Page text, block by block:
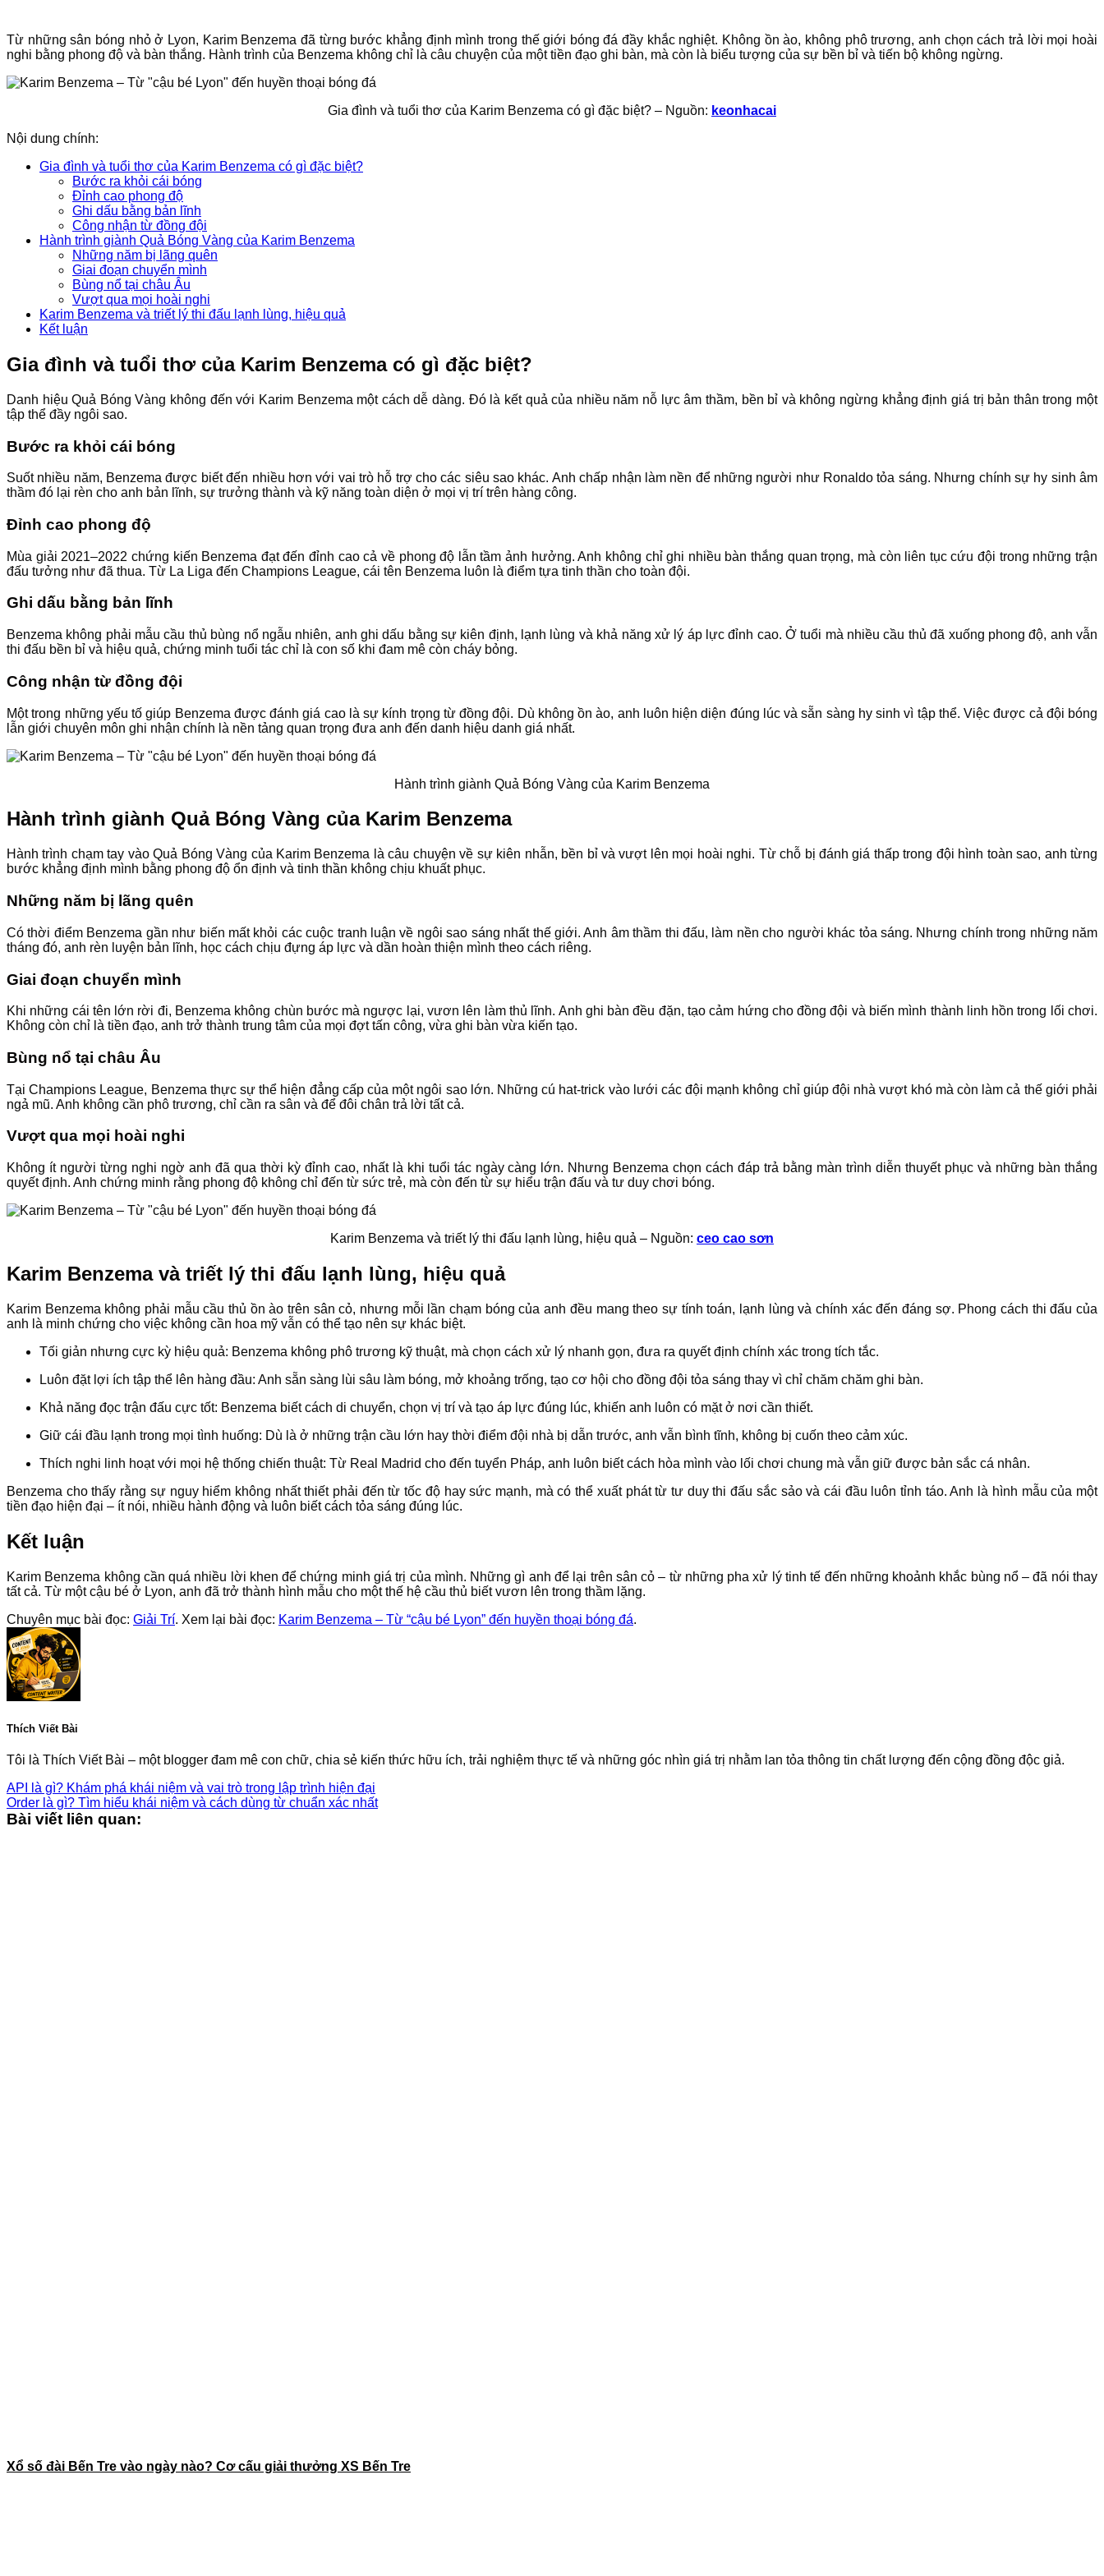
Từ những sân bóng nhỏ ở Lyon, Karim Benzema đã từng bước khẳng định mình trong thế giới bóng đá đầy khắc nghiệt. Không ồn ào, không phô trương, anh chọn cách trả lời mọi hoài
nghi bằng phong độ và bàn thắng. Hành trình của Benzema không chỉ là câu chuyện của một tiền đạo ghi bàn, mà còn là biểu tượng của sự bền bỉ và tiến bộ không ngừng.
Gia đình và tuổi thơ của Karim Benzema có gì đặc biệt? – Nguồn: keonhacai
Nội dung chính:
Gia đình và tuổi thơ của Karim Benzema có gì đặc biệt?
Bước ra khỏi cái bóng
Đỉnh cao phong độ
Ghi dấu bằng bản lĩnh
Công nhận từ đồng đội
Hành trình giành Quả Bóng Vàng của Karim Benzema
Những năm bị lãng quên
Giai đoạn chuyển mình
Bùng nổ tại châu Âu
Vượt qua mọi hoài nghi
Karim Benzema và triết lý thi đấu lạnh lùng, hiệu quả
Kết luận
Gia đình và tuổi thơ của Karim Benzema có gì đặc biệt?
Danh hiệu Quả Bóng Vàng không đến với Karim Benzema một cách dễ dàng. Đó là kết quả của nhiều năm nỗ lực âm thầm, bền bỉ và không ngừng khẳng định giá trị bản thân trong một
tập thể đầy ngôi sao.
Bước ra khỏi cái bóng
Suốt nhiều năm, Benzema được biết đến nhiều hơn với vai trò hỗ trợ cho các siêu sao khác. Anh chấp nhận làm nền để những người như Ronaldo tỏa sáng. Nhưng chính sự hy sinh âm
thầm đó lại rèn cho anh bản lĩnh, sự trưởng thành và kỹ năng toàn diện ở mọi vị trí trên hàng công.
Đỉnh cao phong độ
Mùa giải 2021–2022 chứng kiến Benzema đạt đến đỉnh cao cả về phong độ lẫn tầm ảnh hưởng. Anh không chỉ ghi nhiều bàn thắng quan trọng, mà còn liên tục cứu đội trong những trận
đấu tưởng như đã thua. Từ La Liga đến Champions League, cái tên Benzema luôn là điểm tựa tinh thần cho toàn đội.
Ghi dấu bằng bản lĩnh
Benzema không phải mẫu cầu thủ bùng nổ ngẫu nhiên, anh ghi dấu bằng sự kiên định, lạnh lùng và khả năng xử lý áp lực đỉnh cao. Ở tuổi mà nhiều cầu thủ đã xuống phong độ, anh vẫn
thi đấu bền bỉ và hiệu quả, chứng minh tuổi tác chỉ là con số khi đam mê còn cháy bỏng.
Công nhận từ đồng đội
Một trong những yếu tố giúp Benzema được đánh giá cao là sự kính trọng từ đồng đội. Dù không ồn ào, anh luôn hiện diện đúng lúc và sẵn sàng hy sinh vì tập thể. Việc được cả đội bóng
lẫn giới chuyên môn ghi nhận chính là nền tảng quan trọng đưa anh đến danh hiệu danh giá nhất.
Hành trình giành Quả Bóng Vàng của Karim Benzema
Hành trình giành Quả Bóng Vàng của Karim Benzema
Hành trình chạm tay vào Quả Bóng Vàng của Karim Benzema là câu chuyện về sự kiên nhẫn, bền bỉ và vượt lên mọi hoài nghi. Từ chỗ bị đánh giá thấp trong đội hình toàn sao, anh từng
bước khẳng định mình bằng phong độ ổn định và tinh thần không chịu khuất phục.
Những năm bị lãng quên
Có thời điểm Benzema gần như biến mất khỏi các cuộc tranh luận về ngôi sao sáng nhất thế giới. Anh âm thầm thi đấu, làm nền cho người khác tỏa sáng. Nhưng chính trong những năm
tháng đó, anh rèn luyện bản lĩnh, học cách chịu đựng áp lực và dần hoàn thiện mình theo cách riêng.
Giai đoạn chuyển mình
Khi những cái tên lớn rời đi, Benzema không chùn bước mà ngược lại, vươn lên làm thủ lĩnh. Anh ghi bàn đều đặn, tạo cảm hứng cho đồng đội và biến mình thành linh hồn trong lối chơi.
Không còn chỉ là tiền đạo, anh trở thành trung tâm của mọi đợt tấn công, vừa ghi bàn vừa kiến tạo.
Bùng nổ tại châu Âu
Tại Champions League, Benzema thực sự thể hiện đẳng cấp của một ngôi sao lớn. Những cú hat-trick vào lưới các đội mạnh không chỉ giúp đội nhà vượt khó mà còn làm cả thế giới phải
ngả mũ. Anh không cần phô trương, chỉ cần ra sân và để đôi chân trả lời tất cả.
Vượt qua mọi hoài nghi
Không ít người từng nghi ngờ anh đã qua thời kỳ đỉnh cao, nhất là khi tuổi tác ngày càng lớn. Nhưng Benzema chọn cách đáp trả bằng màn trình diễn thuyết phục và những bàn thắng
quyết định. Anh chứng minh rằng phong độ không chỉ đến từ sức trẻ, mà còn đến từ sự hiểu trận đấu và tư duy chơi bóng.
Karim Benzema và triết lý thi đấu lạnh lùng, hiệu quả – Nguồn: ceo cao sơn
Karim Benzema và triết lý thi đấu lạnh lùng, hiệu quả
Karim Benzema không phải mẫu cầu thủ ồn ào trên sân cỏ, nhưng mỗi lần chạm bóng của anh đều mang theo sự tính toán, lạnh lùng và chính xác đến đáng sợ. Phong cách thi đấu của
anh là minh chứng cho việc không cần hoa mỹ vẫn có thể tạo nên sự khác biệt.
Tối giản nhưng cực kỳ hiệu quả: Benzema không phô trương kỹ thuật, mà chọn cách xử lý nhanh gọn, đưa ra quyết định chính xác trong tích tắc.
Luôn đặt lợi ích tập thể lên hàng đầu: Anh sẵn sàng lùi sâu làm bóng, mở khoảng trống, tạo cơ hội cho đồng đội tỏa sáng thay vì chỉ chăm chăm ghi bàn.
Khả năng đọc trận đấu cực tốt: Benzema biết cách di chuyển, chọn vị trí và tạo áp lực đúng lúc, khiến anh luôn có mặt ở nơi cần thiết.
Giữ cái đầu lạnh trong mọi tình huống: Dù là ở những trận cầu lớn hay thời điểm đội nhà bị dẫn trước, anh vẫn bình tĩnh, không bị cuốn theo cảm xúc.
Thích nghi linh hoạt với mọi hệ thống chiến thuật: Từ Real Madrid cho đến tuyển Pháp, anh luôn biết cách hòa mình vào lối chơi chung mà vẫn giữ được bản sắc cá nhân.
Benzema cho thấy rằng sự nguy hiểm không nhất thiết phải đến từ tốc độ hay sức mạnh, mà có thể xuất phát từ tư duy thi đấu sắc sảo và cái đầu luôn tỉnh táo. Anh là hình mẫu của một
tiền đạo hiện đại – ít nói, nhiều hành động và luôn biết cách tỏa sáng đúng lúc.
Kết luận
Karim Benzema không cần quá nhiều lời khen để chứng minh giá trị của mình. Những gì anh để lại trên sân cỏ – từ những pha xử lý tinh tế đến những khoảnh khắc bùng nổ – đã nói thay
tất cả. Từ một cậu bé ở Lyon, anh đã trở thành hình mẫu cho một thế hệ cầu thủ biết vươn lên trong thầm lặng.
Chuyên mục bài đọc: Giải Trí. Xem lại bài đọc: Karim Benzema – Từ “cậu bé Lyon” đến huyền thoại bóng đá.
Thích Viết Bài
Tôi là Thích Viết Bài – một blogger đam mê con chữ, chia sẻ kiến thức hữu ích, trải nghiệm thực tế và những góc nhìn giá trị nhằm lan tỏa thông tin chất lượng đến cộng đồng độc giả.
API là gì? Khám phá khái niệm và vai trò trong lập trình hiện đại
Order là gì? Tìm hiểu khái niệm và cách dùng từ chuẩn xác nhất
Bài viết liên quan:
Xổ số đài Bến Tre vào ngày nào? Cơ cấu giải thưởng XS Bến Tre